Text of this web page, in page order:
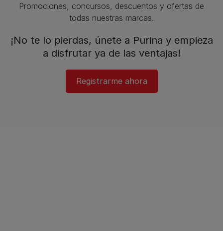
Promociones, concursos, descuentos y ofertas de
todas nuestras marcas.​
¡No te lo pierdas, únete a Purina y empieza
a disfrutar ya de las ventajas!​
Registrarme ahora